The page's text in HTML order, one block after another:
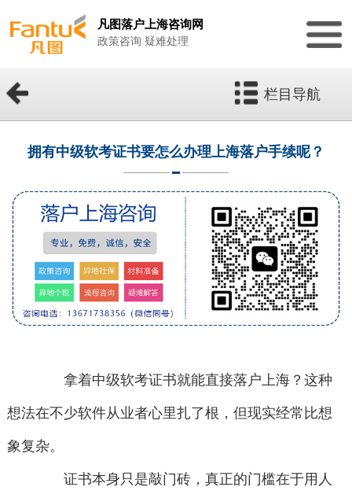
凡图落户上海咨询网
政策咨询 疑难处理
栏目导航
拥有中级软考证书要怎么办理上海落户手续呢？
拿着中级软考证书就能直接落户上海？这种
想法在不少软件从业者心里扎了根，但现实经常比想
象复杂。
证书本身只是敲门砖，真正的门槛在于用人